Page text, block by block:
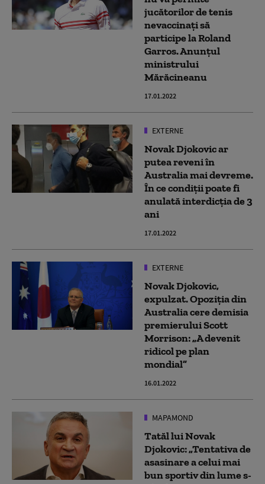
jucătorilor de tenis
nevaccinați să
participe la Roland
Garros. Anunțul
ministrului
Mărăcineanu
17.01.2022
EXTERNE
Novak Djokovic ar
putea reveni în
Australia mai devreme.
În ce condiții poate fi
anulată interdicția de 3
ani
17.01.2022
EXTERNE
Novak Djokovic,
expulzat. Opoziţia din
Australia cere demisia
premierului Scott
Morrison: „A devenit
ridicol pe plan
mondial”
16.01.2022
MAPAMOND
Tatăl lui Novak
Djokovic: „Tentativa de
asasinare a celui mai
bun sportiv din lume s-